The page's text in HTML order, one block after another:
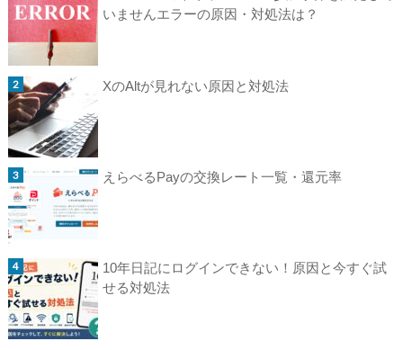
いませんエラーの原因・対処法は？
XのAltが見れない原因と対処法
えらべるPayの交換レート一覧・還元率
10年日記にログインできない！原因と今すぐ試
せる対処法